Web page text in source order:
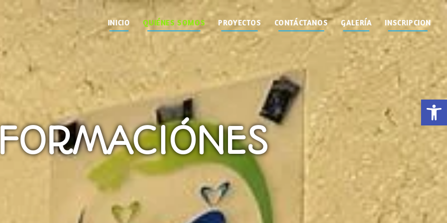
INICIO QUIÉNES SOMOS PROYECTOS CONTÁCTANOS GALERÍA INSCRIPCION